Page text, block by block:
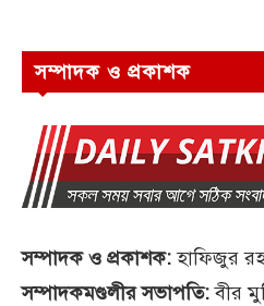
সম্পাদক ও প্রকাশক
সম্পাদক ও প্রকাশক:হাফিজুর
সম্পাদকমণ্ডলীর সভাপতি:বীর